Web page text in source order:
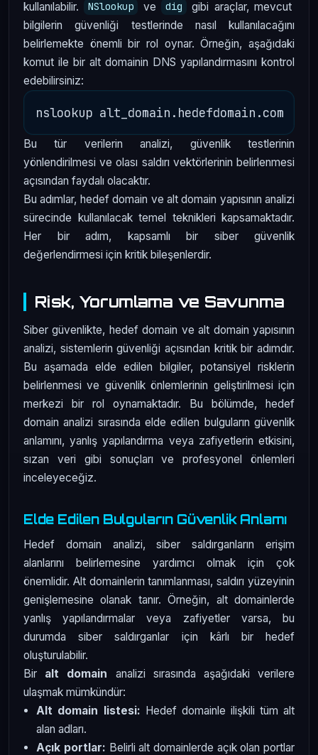
kullanılabilir. NSlookup ve dig
gibi araçlar, mevcut
bilgilerin güvenliği testlerinde nasıl kullanılacağını
belirlemekte önemli bir rol oynar. Örneğin, aşağıdaki
komut ile bir alt domainin DNS yapılandırmasını kontrol
edebilirsiniz:
Bu tür verilerin analizi, güvenlik testlerinin
yönlendirilmesi ve olası saldırı vektörlerinin belirlenmesi
açısından faydalı olacaktır.
Bu adımlar, hedef domain ve alt domain yapısının analizi
sürecinde kullanılacak temel teknikleri kapsamaktadır.
Her bir adım, kapsamlı bir siber güvenlik
değerlendirmesi için kritik bileşenlerdir.
Risk, Yorumlama ve Savunma
Siber güvenlikte, hedef domain ve alt domain yapısının
analizi, sistemlerin güvenliği açısından kritik bir adımdır.
Bu aşamada elde edilen bilgiler, potansiyel risklerin
belirlenmesi ve güvenlik önlemlerinin geliştirilmesi için
merkezi bir rol oynamaktadır. Bu bölümde, hedef
domain analizi sırasında elde edilen bulguların güvenlik
anlamını, yanlış yapılandırma veya zafiyetlerin etkisini,
sızan veri gibi sonuçları ve profesyonel önlemleri
inceleyeceğiz.
Elde Edilen Bulguların Güvenlik Anlamı
Hedef domain analizi, siber saldırganların erişim
alanlarını belirlemesine yardımcı olmak için çok
önemlidir. Alt domainlerin tanımlanması, saldırı yüzeyinin
genişlemesine olanak tanır. Örneğin, alt domainlerde
yanlış yapılandırmalar veya zafiyetler varsa, bu
durumda siber saldırganlar için kârlı bir hedef
oluşturulabilir.
Bir alt domain analizi sırasında aşağıdaki verilere
ulaşmak mümkündür:
Alt domain listesi: Hedef domainle ilişkili tüm alt
alan adları.
Açık portlar: Belirli alt domainlerde açık olan portlar